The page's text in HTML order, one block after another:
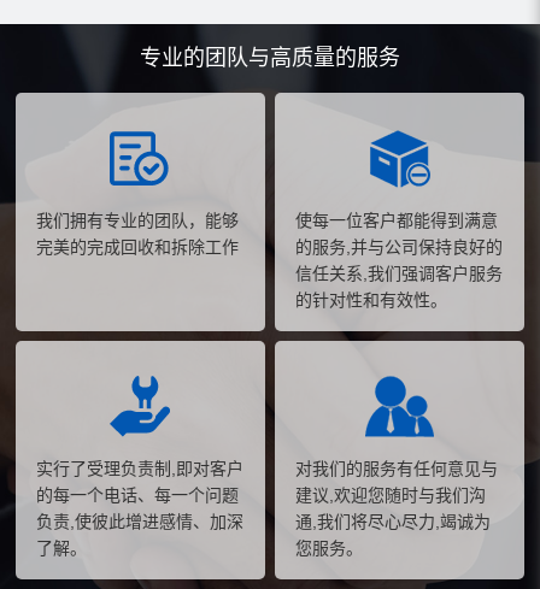
专业的团队与高质量的服务
我们拥有专业的团队，能够
完美的完成回收和拆除工作
使每一位客户都能得到满意
的服务,并与公司保持良好的
信任关系,我们强调客户服务
的针对性和有效性。
实行了受理负责制,即对客户
的每一个电话、每一个问题
负责,使彼此增进感情、加深
了解。
对我们的服务有任何意见与
建议,欢迎您随时与我们沟
通,我们将尽心尽力,竭诚为
您服务。